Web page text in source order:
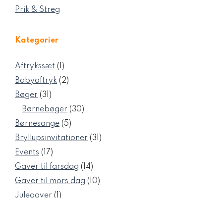
Prik & Streg
Kategorier
Aftrykssæt
1
vare
Babyaftryk 22
Bøger 31 31
Børnebøger 3030
Børnesange 55
varer
Bryllupsinvitationer 31 31
Events 1717
varer
Gaver til farsdag 1414
varer
Gaver til mors dag 1010
Julegaver
1